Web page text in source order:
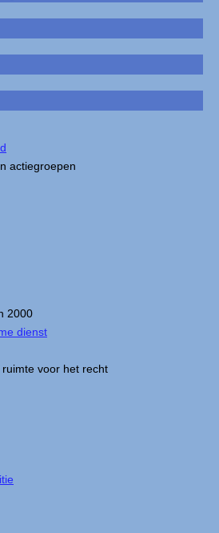
actiegroepen
2000
dienst
ruimte voor het recht